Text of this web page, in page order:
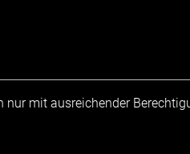
nur mit ausreichender